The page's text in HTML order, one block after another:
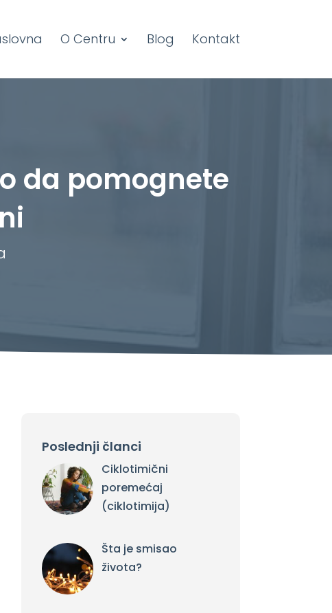
O Centru Blog Kontakt
da pomognete
Poslednji članci
Ciklotimični
poremećaj
(ciklotimija)
Šta je smisao
života?